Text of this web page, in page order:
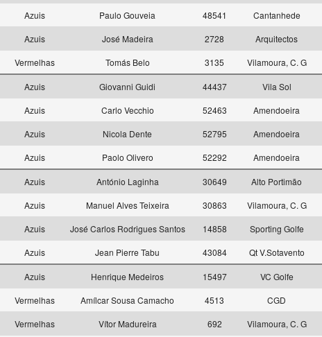
Azuis Paulo Gouveia 48541 Cantanhede
Azuis José Madeira 2728 Arquitectos
Vermelhas Tomás Belo 3135 Vilamoura, C. G
Azuis Giovanni Guidi 44437 Vila Sol
Azuis Carlo Vecchio 52463 Amendoeira
Azuis Nicola Dente 52795 Amendoeira
Azuis Paolo Olivero 52292 Amendoeira
Azuis António Laginha 30649 Alto Portimão
Azuis Manuel Alves Teixeira 30863 Vilamoura, C. G
Azuis José Carlos Rodrigues Santos 14858 Sporting Golfe
Azuis Jean Pierre Tabu 43084 Qt V.Sotavento
Azuis Henrique Medeiros 15497 VC Golfe
Vermelhas Amílcar Sousa Camacho 4513 CGD
Vermelhas Vítor Madureira 692 Vilamoura, C. G